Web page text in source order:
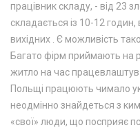
працівник складу, - від 23
складається із 10-12
вихідних . Є можливість
Багато фірм приймають на
житло на час
Польщі працюють чимало
неодмінно знайдеться з
«свої» люди, що посприяє